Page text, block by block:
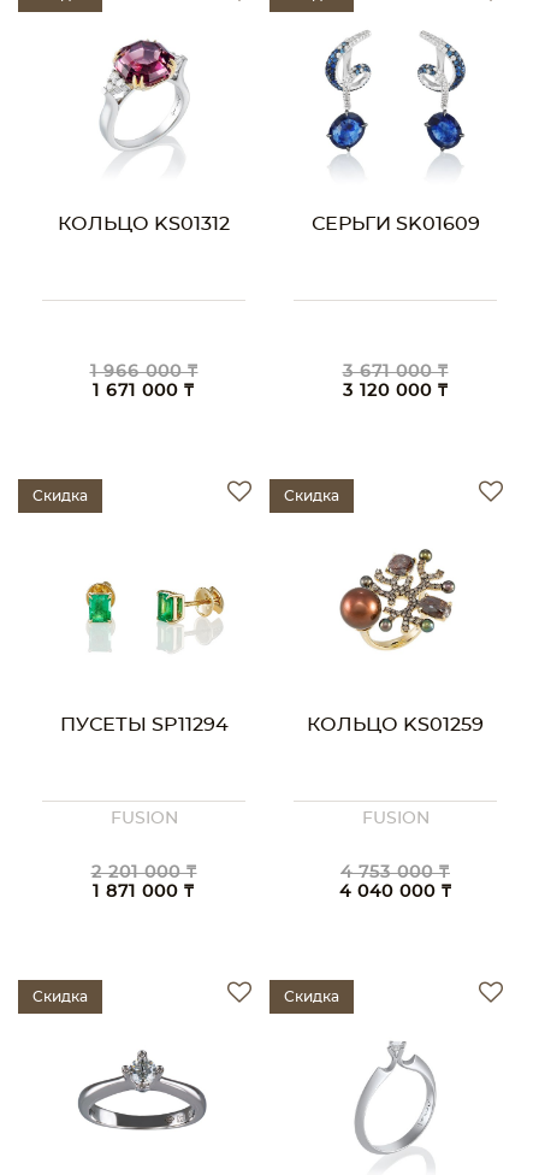
КОЛЬЦО KS01312
1 966 000 ₸
1 671 000 ₸
СЕРЬГИ SK01609
3 671 000 ₸
3 120 000 ₸
Скидка
ПУСЕТЫ SP11294
FUSION
2 201 000 ₸
1 871 000 ₸
Скидка
КОЛЬЦО KS01259
FUSION
4 753 000 ₸
4 040 000 ₸
Скидка Скидка